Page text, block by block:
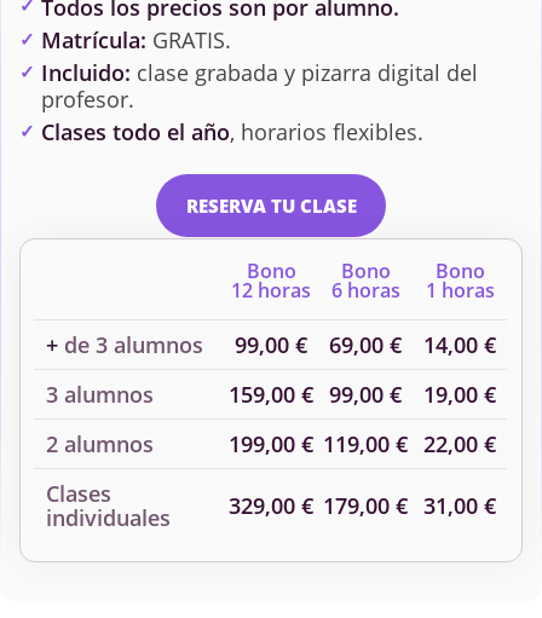
Matemáticas I Matemáticas II
Química
Topografía y
Geomática
Todos los precios son por alumno.
Matrícula: GRATIS.
Incluido: clase grabada y pizarra digital del
profesor.
Clases todo el año, horarios flexibles.
RESERVA TU CLASE
Bono
12 horas
Bono
6 horas
Bono
1 horas
+ de 3 alumnos 99,00 € 69,00 €
14,00 €
3 alumnos
159,00 € 99,00 €
19,00 €
2 alumnos
199,00 € 119,00 € 22,00 €
Clases
individuales
329,00 € 179,00 € 31,00 €